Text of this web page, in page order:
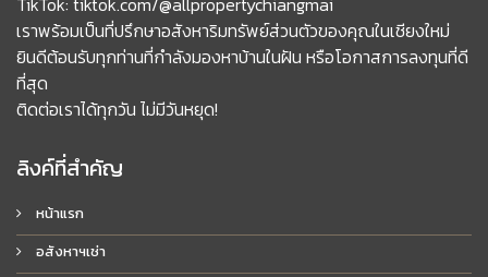
เราพร้อมเป็นที่ปรึกษาอสังหาริมทรัพย์ส่วนตัวของคุณในเชียงใหม่
ยินดีต้อนรับทุกท่านที่กำลังมองหาบ้านในฝัน หรือโอกาสการลงทุนที่ดี
ที่สุด
ติดต่อเราได้ทุกวัน ไม่มีวันหยุด!
ลิงค์ที่สำคัญ
หน้าแรก
อสังหาฯเช่า